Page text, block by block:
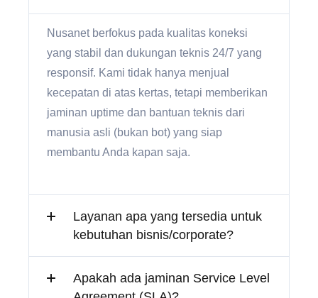
Nusanet berfokus pada kualitas koneksi
yang stabil dan dukungan teknis 24/7 yang
responsif. Kami tidak hanya menjual
kecepatan di atas kertas, tetapi memberikan
jaminan uptime dan bantuan teknis dari
manusia asli (bukan bot) yang siap
membantu Anda kapan saja.
Layanan apa yang tersedia untuk
kebutuhan bisnis/corporate?
Apakah ada jaminan Service Level